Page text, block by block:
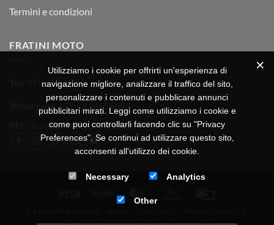
Termini e condizioni
FRATINI MOTO
075 518 1504
What's up: +39 3334656649
fratinimoto@lamiapec.it
Utilizziamo i cookie per offrirti un'esperienza di
navigazione migliore, analizzare il traffico del sito,
personalizzare i contenuti e pubblicare annunci
pubblicitari mirati. Leggi come utilizziamo i cookie e
come puoi controllarli facendo clic su "Privacy
Preferences". Se continui ad utilizzare questo sito,
acconsenti all'utilizzo dei cookie.
Necessary Analytics
Other